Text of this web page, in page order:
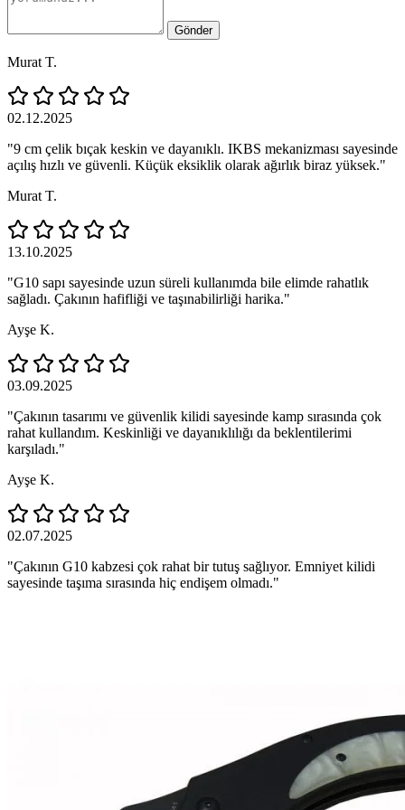
Gönder
Murat T.
02.12.2025
"9 cm çelik bıçak keskin ve dayanıklı. IKBS mekanizması sayesinde
açılış hızlı ve güvenli. Küçük eksiklik olarak ağırlık biraz yüksek."
Murat T.
13.10.2025
"G10 sapı sayesinde uzun süreli kullanımda bile elimde rahatlık
sağladı. Çakının hafifliği ve taşınabilirliği harika."
Ayşe K.
03.09.2025
"Çakının tasarımı ve güvenlik kilidi sayesinde kamp sırasında çok
rahat kullandım. Keskinliği ve dayanıklılığı da beklentilerimi
karşıladı."
Ayşe K.
02.07.2025
"Çakının G10 kabzesi çok rahat bir tutuş sağlıyor. Emniyet kilidi
sayesinde taşıma sırasında hiç endişem olmadı."